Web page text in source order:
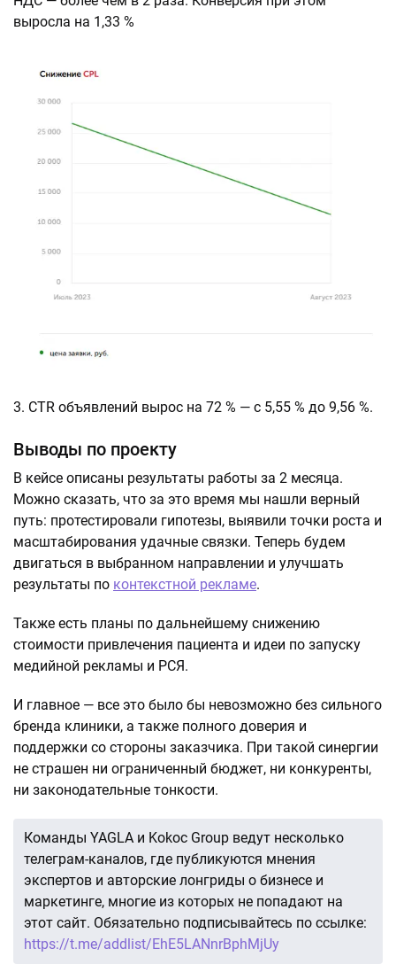
выросла на 1,33 %
3. CTR объявлений вырос на 72 % — с 5,55 % до 9,56 %.
Выводы по проекту
В кейсе описаны результаты работы за 2 месяца.
Можно сказать, что за это время мы нашли верный
путь: протестировали гипотезы, выявили точки роста и
масштабирования удачные связки. Теперь будем
двигаться в выбранном направлении и улучшать
результаты по контекстной рекламе.
Также есть планы по дальнейшему снижению
стоимости привлечения пациента и идеи по запуску
медийной рекламы и РСЯ.
И главное — все это было бы невозможно без сильного
бренда клиники, а также полного доверия и
поддержки со стороны заказчика. При такой синергии
не страшен ни ограниченный бюджет, ни конкуренты,
ни законодательные тонкости.
Команды YAGLA и Kokoc Group ведут несколько
телеграм-каналов, где публикуются мнения
экспертов и авторские лонгриды о бизнесе и
маркетинге, многие из которых не попадают на
этот сайт. Обязательно подписывайтесь по ссылке:
https://t.me/addlist/EhE5LANnrBphMjUy